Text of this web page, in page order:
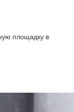
площадку в